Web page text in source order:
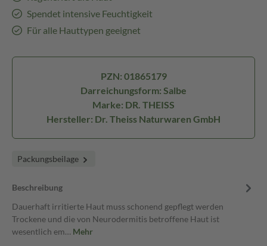
Spendet intensive Feuchtigkeit
Für alle Hauttypen geeignet
PZN: 01865179
Darreichungsform: Salbe
Marke: DR. THEISS
Hersteller: Dr. Theiss Naturwaren GmbH
Packungsbeilage
Beschreibung
Dauerhaft irritierte Haut muss schonend gepflegt werden
Trockene und die von Neurodermitis betroffene Haut ist
wesentlich em… Mehr